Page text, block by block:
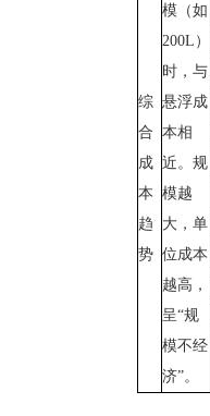
综
合
成
本
趋
势
模（如
200L）
时，与
悬浮成
本相
近。规
模越
大，单
位成本
越高，
呈“规
模不经
济”。